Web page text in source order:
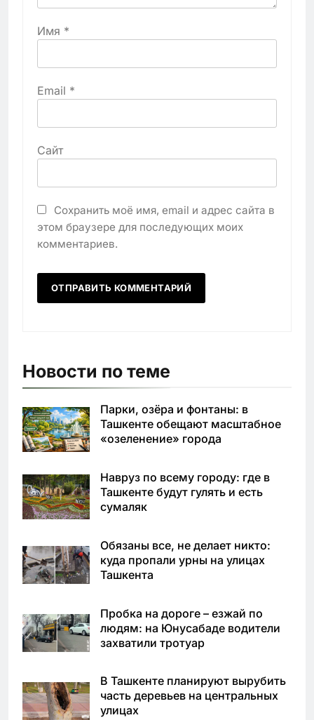
Имя *
Email *
Сайт
Сохранить моё имя, email и адрес сайта в
этом браузере для последующих моих
комментариев.
Новости по теме
Парки, озёра и фонтаны: в
Ташкенте обещают масштабное
«озеленение» города
Навруз по всему городу: где в
Ташкенте будут гулять и есть
сумаляк
Обязаны все, не делает никто:
куда пропали урны на улицах
Ташкента
Пробка на дороге – езжай по
людям: на Юнусабаде водители
захватили тротуар
В Ташкенте планируют вырубить
часть деревьев на центральных
улицах